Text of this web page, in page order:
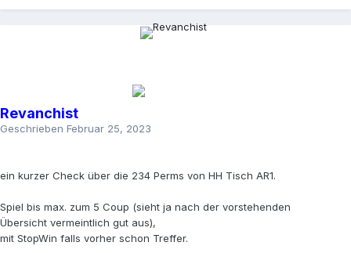
Revanchist
Geschrieben Februar 25, 2023
ein kurzer Check über die 234 Perms von HH Tisch AR1.
Spiel bis max. zum 5 Coup (sieht ja nach der vorstehenden
Übersicht vermeintlich gut aus),
mit StopWin falls vorher schon Treffer.